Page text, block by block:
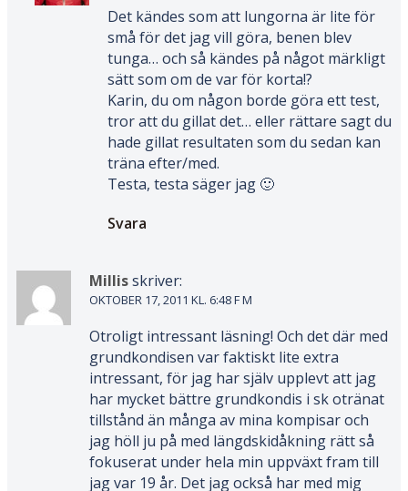
Det kändes som att lungorna är lite för
små för det jag vill göra, benen blev
tunga… och så kändes på något märkligt
sätt som om de var för korta!?
Karin, du om någon borde göra ett test,
tror att du gillat det… eller rättare sagt du
hade gillat resultaten som du sedan kan
träna efter/med.
Testa, testa säger jag 🙂
Svara
Millisskriver:
OKTOBER 17, 2011 KL. 6:48 F M
Otroligt intressant läsning! Och det där med
grundkondisen var faktiskt lite extra
intressant, för jag har själv upplevt att jag
har mycket bättre grundkondis i sk otränat
tillstånd än många av mina kompisar och
jag höll ju på med längdskidåkning rätt så
fokuserat under hela min uppväxt fram till
jag var 19 år. Det jag också har med mig